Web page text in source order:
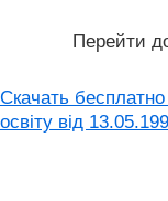
Перейти
Скачать
освіту від